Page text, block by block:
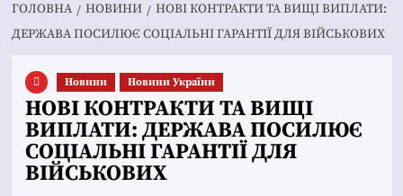
ГОЛОВНА НОВИНИ
НОВІ КОНТРАКТИ ТА ВИЩІ ВИПЛАТИ:
ДЕРЖАВА ПОСИЛЮЄ СОЦІАЛЬНІ ГАРАНТІЇ ДЛЯ ВІЙСЬКОВИХ
Новини Новини України
НОВІ КОНТРАКТИ ТА ВИЩІ
ВИПЛАТИ: ДЕРЖАВА ПОСИЛЮЄ
СОЦІАЛЬНІ ГАРАНТІЇ ДЛЯ
ВІЙСЬКОВИХ